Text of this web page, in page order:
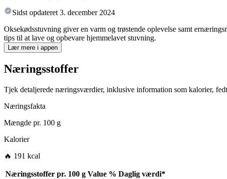
Sidst opdateret 3. december 2024
Oksekødsstuvning giver en varm og trøstende oplevelse samt
tips til at lave og opbevare hjemmelavet stuvning.
Lær mere i appen
Næringsstoffer
Tjek detaljerede næringsværdier, inklusive information som kalorier,
Næringsfakta
Mængde pr. 100 g
Kalorier
🔥 191 kcal
Næringsstoffer pr. 100 g Value % Daglig værdi*